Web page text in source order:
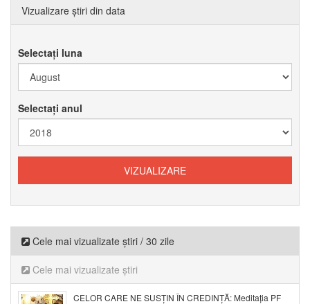
Vizualizare știri din data
Selectați luna
Selectați anul
Cele mai vizualizate știri / 30 zile
Cele mai vizualizate știri
CELOR CARE NE SUSȚIN ÎN CREDINȚĂ: Meditația PF